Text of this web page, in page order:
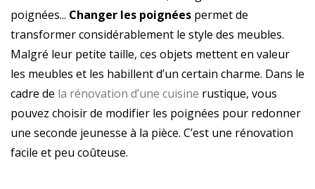
poignées... Changer les poignées permet de
transformer considérablement le style des meubles.
Malgré leur petite taille, ces objets mettent en valeur
les meubles et les habillent d’un certain charme. Dans le
cadre de la rénovation d’une cuisine rustique, vous
pouvez choisir de modifier les poignées pour redonner
une seconde jeunesse à la pièce. C’est une rénovation
facile et peu coûteuse.